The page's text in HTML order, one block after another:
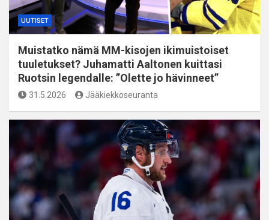
UUTISET
Muistatko nämä MM-kisojen ikimuistoiset
tuuletukset? Juhamatti Aaltonen kuittasi
Ruotsin legendalle: ”Olette jo hävinneet”
31.5.2026 Jääkiekkoseuranta